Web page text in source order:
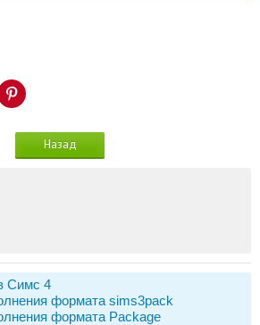
Назад
Симс 4
формата sims3pack
формата Package